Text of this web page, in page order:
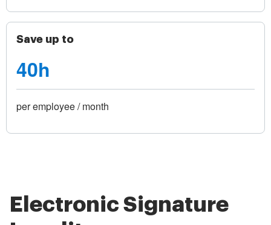
Save up to
40h
per employee / month
Electronic Signature